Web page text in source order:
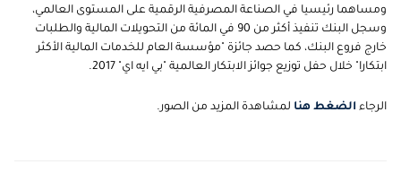
ومساهما رئيسيا في الصناعة المصرفية الرقمية على المستوى العالمي،
وسجل البنك تنفيذ أكثر من 90 في المائة من التحويلات المالية والطلبات
خارج فروع البنك، كما حصد جائزة "مؤسسة العام للخدمات المالية الأكثر
ابتكارا" خلال حفل توزيع جوائز الابتكار العالمية "بي ايه اي" 2017.
الرجاء الضغط هنا لمشاهدة المزيد من الصور.